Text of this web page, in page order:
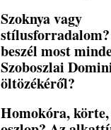
Szoknya vagy
beszél most
Szoboszlai
öltözékéről?
Homokóra,